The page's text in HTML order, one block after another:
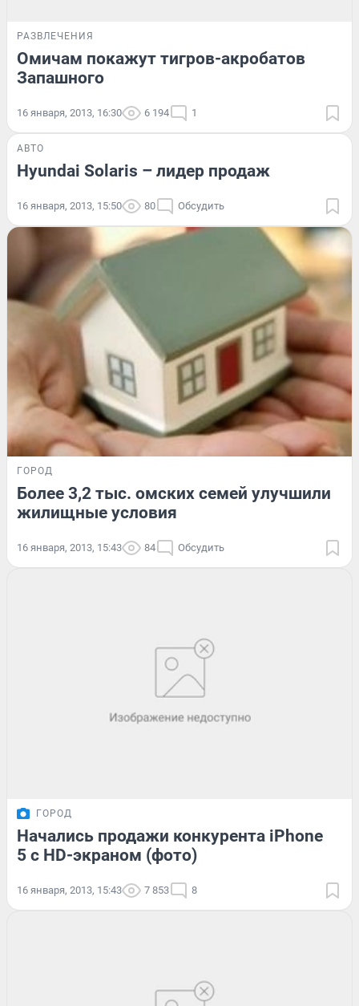
РАЗВЛЕЧЕНИЯ
Омичам покажут тигров-акробатов
Запашного
16 января, 2013, 16:30 6 194 1
АВТО
Hyundai Solaris – лидер продаж
16 января, 2013, 15:50 80 Обсудить
ГОРОД
Более 3,2 тыс. омских семей улучшили
жилищные условия
16 января, 2013, 15:43 84 Обсудить
ГОРОД
Начались продажи конкурента iPhone
5 с HD-экраном (фото)
16 января, 2013, 15:43 7 853 8